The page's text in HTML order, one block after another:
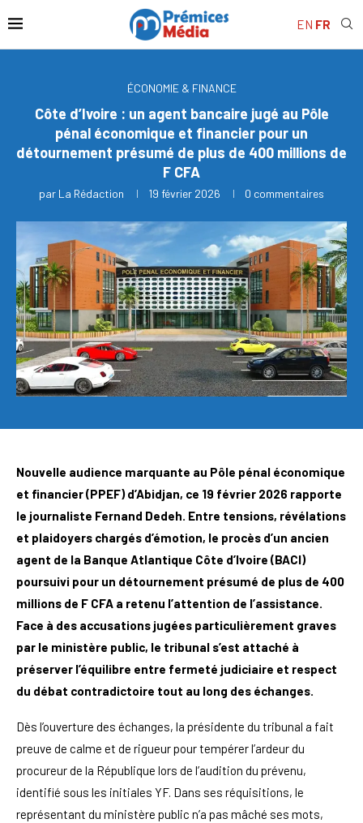
EN FR
ÉCONOMIE & FINANCE
Côte d’Ivoire : un agent bancaire jugé au Pôle
pénal économique et financier pour un
détournement présumé de plus de 400 millions de
F CFA
par La Rédaction 19 février 2026 0 commentaires
Nouvelle audience marquante au Pôle pénal économique
et financier (PPEF) d’Abidjan, ce 19 février 2026 rapporte
le journaliste Fernand Dedeh. Entre tensions, révélations
et plaidoyers chargés d’émotion, le procès d’un ancien
agent de la Banque Atlantique Côte d’Ivoire (BACI)
poursuivi pour un détournement présumé de plus de 400
millions de F CFA a retenu l’attention de l’assistance.
Face à des accusations jugées particulièrement graves
par le ministère public, le tribunal s’est attaché à
préserver l’équilibre entre fermeté judiciaire et respect
du débat contradictoire tout au long des échanges.
Dès l’ouverture des échanges, la présidente du tribunal a fait
preuve de calme et de rigueur pour tempérer l’ardeur du
procureur de la République lors de l’audition du prévenu,
identifié sous les initiales YF. Dans ses réquisitions, le
représentant du ministère public n’a pas mâché ses mots,